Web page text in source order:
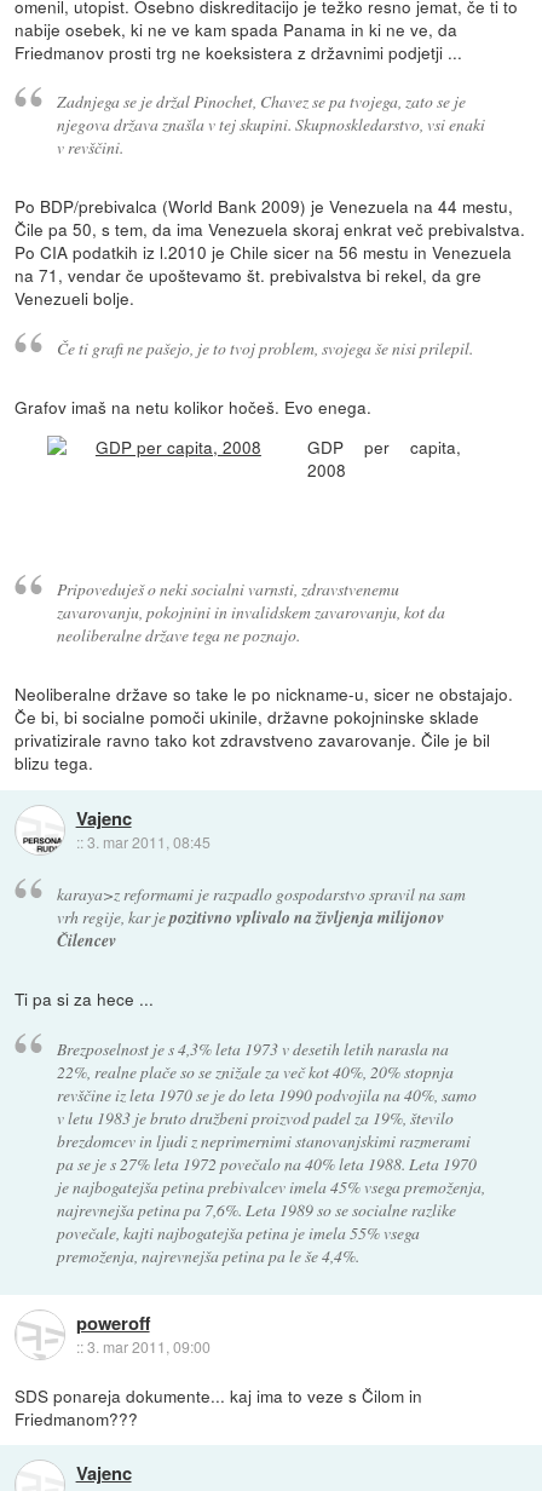
omenil, utopist. Osebno diskreditacijo je težko resno jemat, če ti to
nabije osebek, ki ne ve kam spada Panama in ki ne ve, da
Friedmanov prosti trg ne koeksistera z državnimi podjetji ...
Zadnjega se je držal Pinochet, Chavez se pa tvojega, zato se je
njegova država znašla v tej skupini. Skupnoskledarstvo, vsi enaki
v revščini.
Po BDP/prebivalca (World Bank 2009) je Venezuela na 44 mestu,
Čile pa 50, s tem, da ima Venezuela skoraj enkrat več prebivalstva.
Po CIA podatkih iz l.2010 je Chile sicer na 56 mestu in Venezuela
na 71, vendar če upoštevamo št. prebivalstva bi rekel, da gre
Venezueli bolje.
Če ti grafi ne pašejo, je to tvoj problem, svojega še nisi prilepil.
Grafov imaš na netu kolikor hočeš. Evo enega.
GDP per capita,
2008
Pripoveduješ o neki socialni varnsti, zdravstvenemu
zavarovanju, pokojnini in invalidskem zavarovanju, kot da
neoliberalne države tega ne poznajo.
Neoliberalne države so take le po nickname-u, sicer ne obstajajo.
Če bi, bi socialne pomoči ukinile, državne pokojninske sklade
privatizirale ravno tako kot zdravstveno zavarovanje. Čile je bil
blizu tega.
Vajenc
::3. mar 2011, 08:45
karaya>z reformami je razpadlo gospodarstvo spravil na sam
vrh regije, kar jepozitivno vplivalo na življenja milijonov
Čilencev
Ti pa si za hece ...
Brezposelnost je s 4,3% leta 1973 v desetih letih narasla na
22%, realne plače so se znižale za več kot 40%, 20% stopnja
revščine iz leta 1970 se je do leta 1990 podvojila na 40%, samo
v letu 1983 je bruto družbeni proizvod padel za 19%, število
brezdomcev in ljudi z neprimernimi stanovanjskimi razmerami
pa se je s 27% leta 1972 povečalo na 40% leta 1988. Leta 1970
je najbogatejša petina prebivalcev imela 45% vsega premoženja,
najrevnejša petina pa 7,6%. Leta 1989 so se socialne razlike
povečale, kajti najbogatejša petina je imela 55% vsega
premoženja, najrevnejša petina pa le še 4,4%.
poweroff
::3. mar 2011, 09:00
SDS ponareja dokumente... kaj ima to veze s Čilom in
Friedmanom???
Vajenc